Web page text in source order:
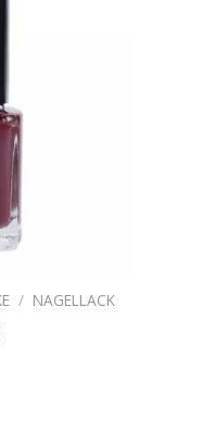
/ NAGELLACK